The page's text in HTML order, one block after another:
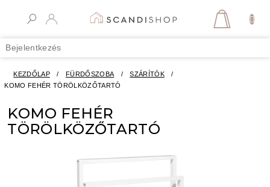
Bejelentkezés
KOSÁR
KEZDŐLAP / FÜRDŐSZOBA / SZÁRÍTÓK
/
KOMO FEHÉR TÖRÖLKÖZŐTARTÓ
KOMO FEHÉR
TÖRÖLKÖZŐTARTÓ